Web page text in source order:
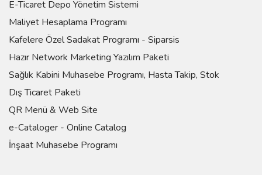
E-Ticaret Depo Yönetim Sistemi
Maliyet Hesaplama Programı
Kafelere Özel Sadakat Programı - Siparsis
Hazır Network Marketing Yazılım Paketi
Sağlık Kabini Muhasebe Programı, Hasta Takip, Stok
Dış Ticaret Paketi
QR Menü & Web Site
e-Cataloger - Online Catalog
İnşaat Muhasebe Programı